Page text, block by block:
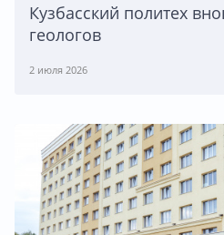
Кузбасский политех
геологов
2 июля 2026